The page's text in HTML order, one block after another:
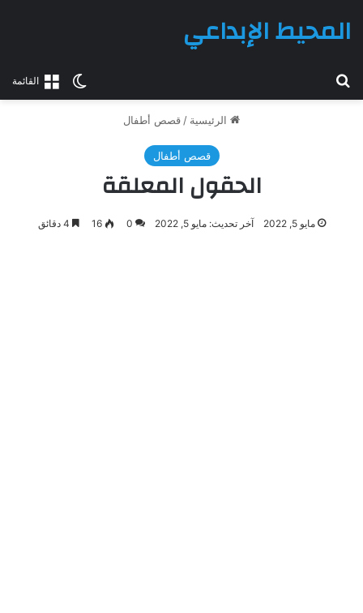
القائمةالوضع
المحيط الإبداعي
الرئيسية / قصص أطفال
قصص أطفال
الحقول المعلقة
مايو 5, 2022 آخر تحديث: مايو 5, 2022 0
16